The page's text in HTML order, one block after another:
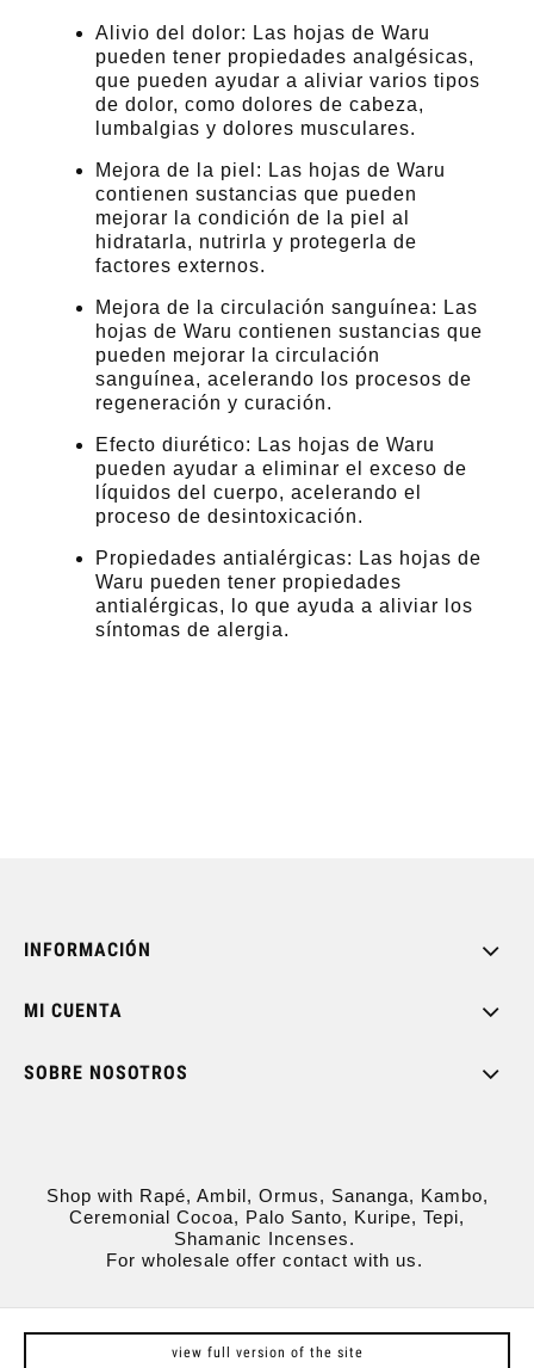
Alivio del dolor: Las hojas de Waru
pueden tener propiedades analgésicas,
que pueden ayudar a aliviar varios tipos
de dolor, como dolores de cabeza,
lumbalgias y dolores musculares.
Mejora de la piel: Las hojas de Waru
contienen sustancias que pueden
mejorar la condición de la piel al
hidratarla, nutrirla y protegerla de
factores externos.
Mejora de la circulación sanguínea: Las
hojas de Waru contienen sustancias que
pueden mejorar la circulación
sanguínea, acelerando los procesos de
regeneración y curación.
Efecto diurético: Las hojas de Waru
pueden ayudar a eliminar el exceso de
líquidos del cuerpo, acelerando el
proceso de desintoxicación.
Propiedades antialérgicas: Las hojas de
Waru pueden tener propiedades
antialérgicas, lo que ayuda a aliviar los
síntomas de alergia.
INFORMACIÓN
MI CUENTA
SOBRE NOSOTROS
Shop with Rapé, Ambil, Ormus, Sananga, Kambo,
Ceremonial Cocoa, Palo Santo, Kuripe, Tepi,
Shamanic Incenses.
For wholesale offer contact with us.
view full version of the site